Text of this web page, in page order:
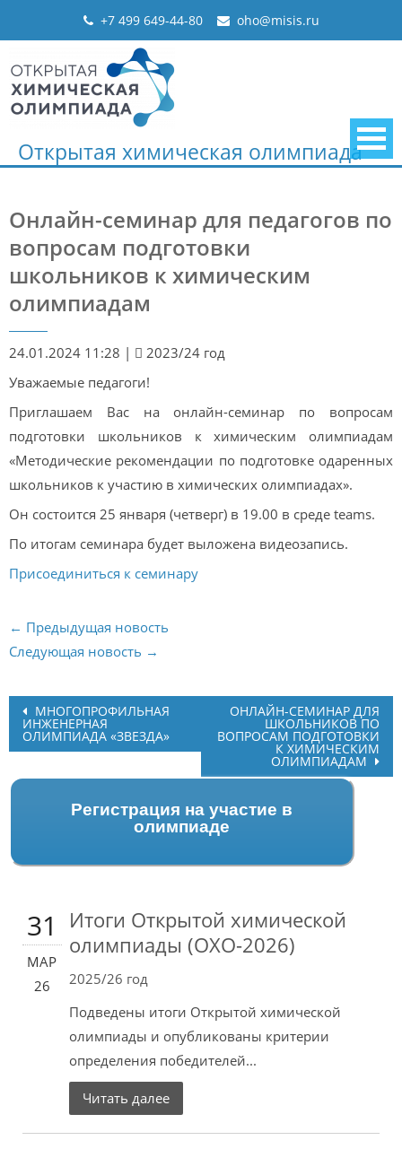
+7 499 649-44-80 oho@misis.ru
Открытая химическая олимпиада
Онлайн-семинар для педагогов по
вопросам подготовки
школьников к химическим
олимпиадам
24.01.2024 11:28 |
2023/24 год
Уважаемые педагоги!
Приглашаем Вас на онлайн-семинар по вопросам
подготовки школьников к химическим олимпиадам
«Методические рекомендации по подготовке одаренных
школьников к участию в химических олимпиадах».
Он состоится 25 января (четверг) в 19.00 в среде teams.
По итогам семинара будет выложена видеозапись.
Присоединиться к семинару
← Предыдущая новость
Следующая новость →
Post
navigation
МНОГОПРОФИЛЬНАЯ
ИНЖЕНЕРНАЯ
ОЛИМПИАДА «ЗВЕЗДА»
ОНЛАЙН-СЕМИНАР ДЛЯ
ШКОЛЬНИКОВ ПО
ВОПРОСАМ ПОДГОТОВКИ
К ХИМИЧЕСКИМ
ОЛИМПИАДАМ
Регистрация на участие в
олимпиаде
31
МАР
26
Итоги Открытой химической
олимпиады (ОХО-2026)
2025/26 год
Подведены итоги Открытой химической
олимпиады и опубликованы критерии
определения победителей...
Читать далее